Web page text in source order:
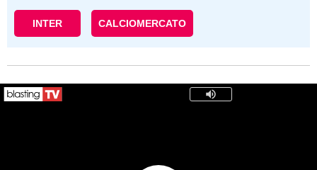
INTER CALCIOMERCATO